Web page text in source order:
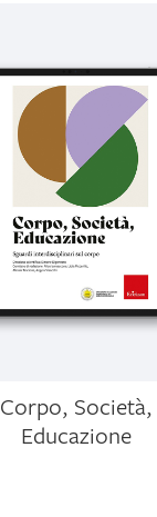
Corpo, Società,
Educazione